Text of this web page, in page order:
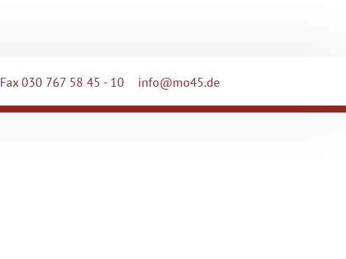
Fax 030 767 58 45 - 10 info@mo45.de